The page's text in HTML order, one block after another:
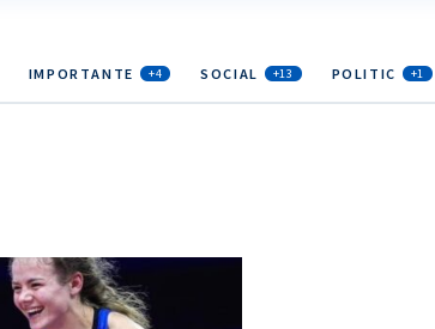
IMPORTANTE +4 SOCIAL +13 POLITIC +1